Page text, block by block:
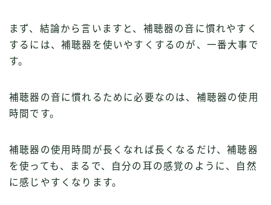
まず、結論から言いますと、補聴器の音に慣れやすく
するには、補聴器を使いやすくするのが、一番大事で
す。
補聴器の音に慣れるために必要なのは、補聴器の使用
時間です。
補聴器の使用時間が長くなれば長くなるだけ、補聴器
を使っても、まるで、自分の耳の感覚のように、自然
に感じやすくなります。